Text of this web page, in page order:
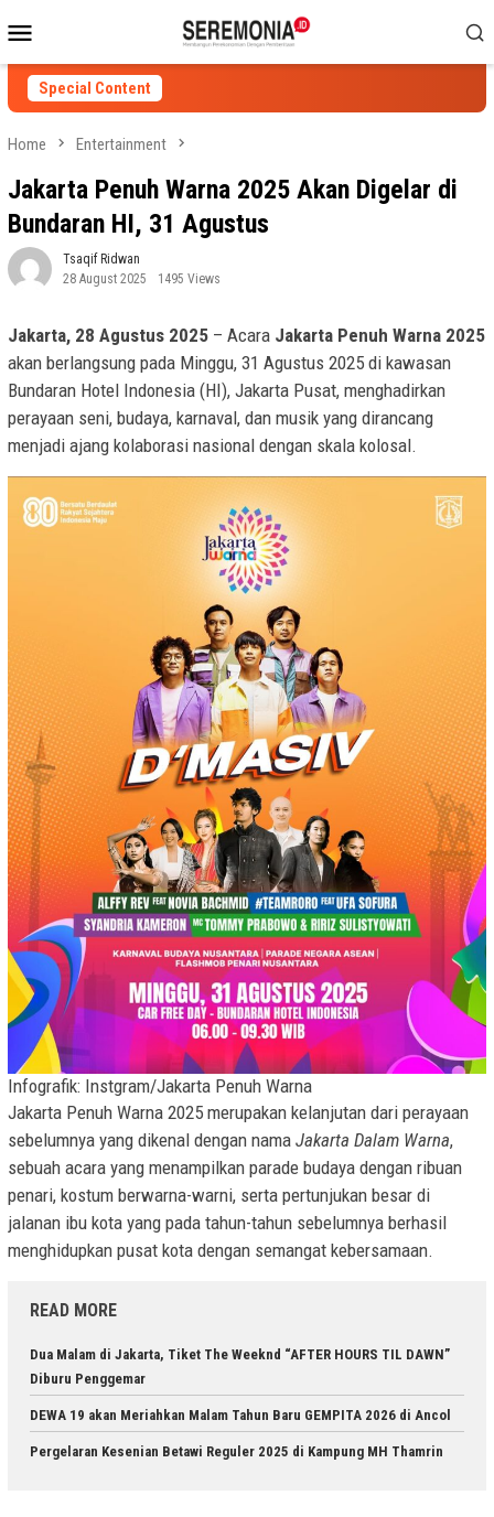
to
contentMenu
Special Content
Home Entertainment
Jakarta Penuh Warna 2025 Akan Digelar di
Bundaran HI, 31 Agustus
Tsaqif Ridwan
28 August 2025
1495 Views
Jakarta, 28 Agustus 2025 – Acara Jakarta Penuh Warna 2025
akan berlangsung pada Minggu, 31 Agustus 2025 di kawasan
Bundaran Hotel Indonesia (HI), Jakarta Pusat, menghadirkan
perayaan seni, budaya, karnaval, dan musik yang dirancang
menjadi ajang kolaborasi nasional dengan skala kolosal.
Infografik: Instgram/Jakarta Penuh Warna
Jakarta Penuh Warna 2025 merupakan kelanjutan dari perayaan
sebelumnya yang dikenal dengan nama Jakarta Dalam Warna,
sebuah acara yang menampilkan parade budaya dengan ribuan
penari, kostum berwarna-warni, serta pertunjukan besar di
jalanan ibu kota yang pada tahun-tahun sebelumnya berhasil
menghidupkan pusat kota dengan semangat kebersamaan.
READ MORE
Dua Malam di Jakarta, Tiket The Weeknd “AFTER HOURS TIL DAWN”
Diburu Penggemar
DEWA 19 akan Meriahkan Malam Tahun Baru GEMPITA 2026 di Ancol
Pergelaran Kesenian Betawi Reguler 2025 di Kampung MH Thamrin